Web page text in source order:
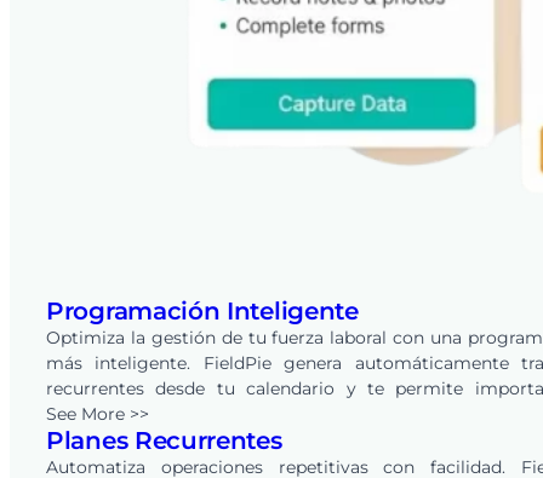
Programación Inteligente
Optimiza la gestión de tu fuerza laboral con una
más inteligente. FieldPie genera automáticamente
recurrentes desde tu calendario y te permite
horarios existentes de una sola vez —eliminando la
semanal manual. Realiza cambios en segundos,
instantáneamente a equipos y clientes, y asegúrate de
See More >>
Planes Recurrentes
Automatiza operaciones repetitivas con facilidad.